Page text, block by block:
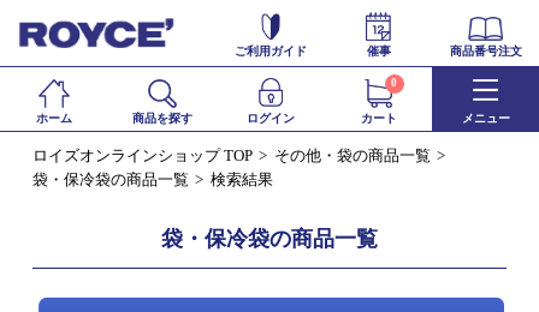
ご利用ガイド 催事 商品番号注文
ホーム 商品を探す ログイン カート
0
メニュー
ロイズオンラインショップ TOP
その他・袋の商品一覧
袋・保冷袋の商品一覧
検索結果
袋・保冷袋の商品一覧